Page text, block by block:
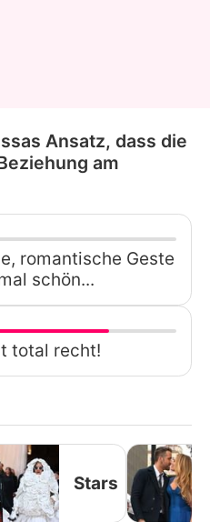
Ansatz, dass die
am
romantische Geste
schön...
total recht!
Stars